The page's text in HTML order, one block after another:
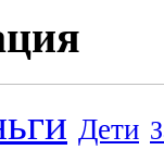
Дети